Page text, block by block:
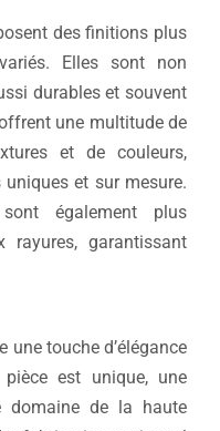
des finitions plus
Elles sont non
durables et souvent
une multitude de
et de couleurs,
et sur mesure.
également plus
garantissant
une touche d’élégance
est unique, une
domaine de la haute